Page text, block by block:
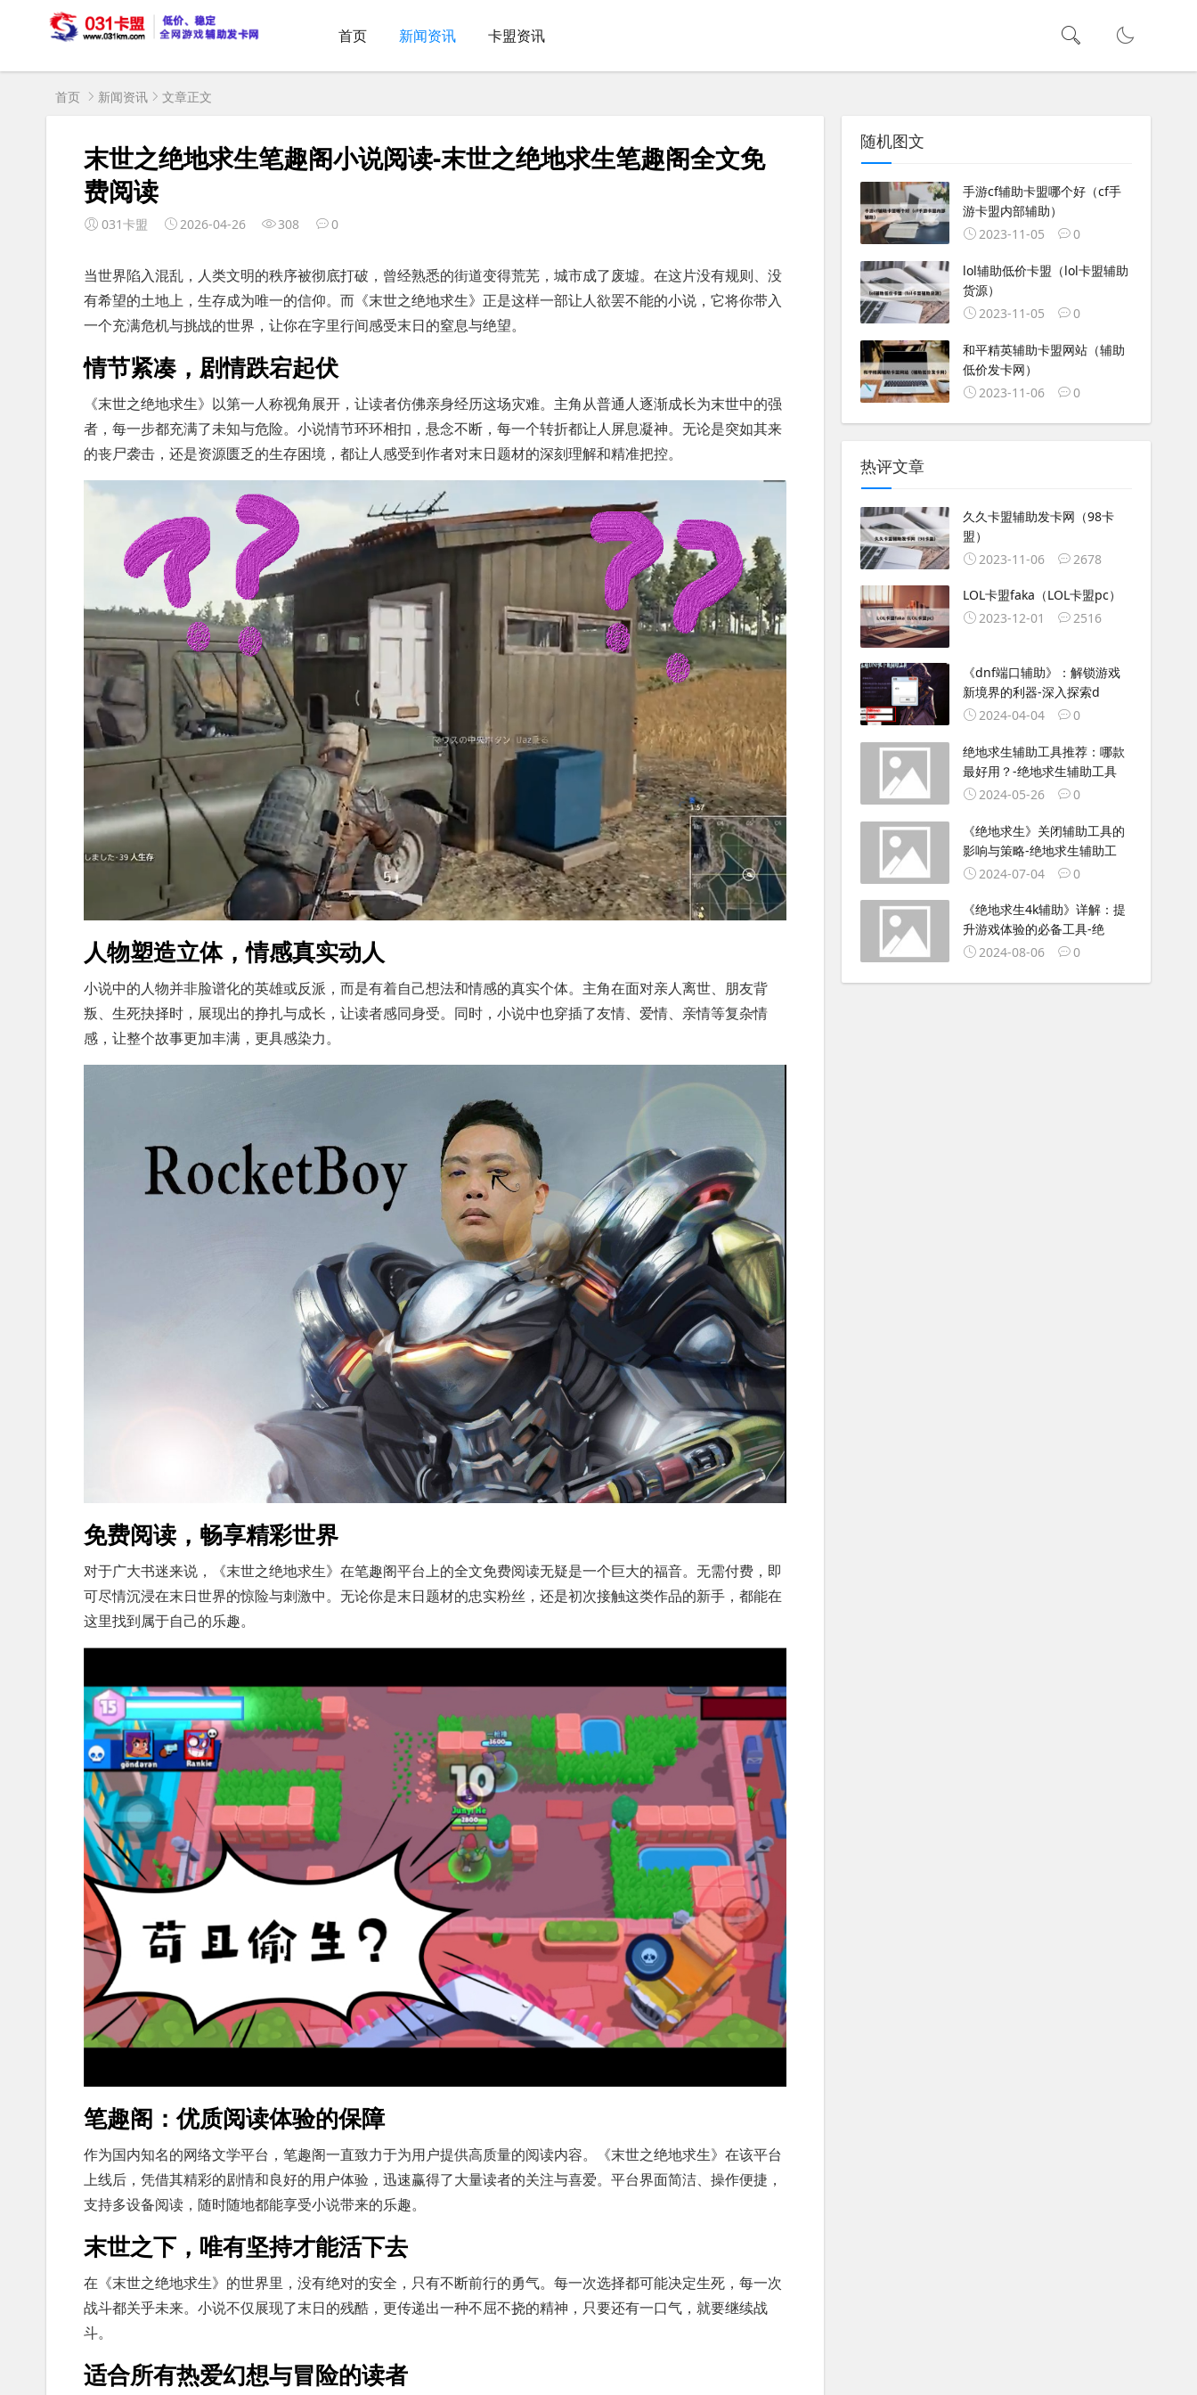
首页 新闻资讯 卡盟资讯
首页 新闻资讯 文章正文
末世之绝地求生笔趣阁小说阅读-末世之绝地求生笔趣阁全文免
费阅读
031卡盟 2026-04-26 308 0
当世界陷入混乱，人类文明的秩序被彻底打破，曾经熟悉的街道变得荒芜，城市成了废墟。在这片没有规则、没
有希望的土地上，生存成为唯一的信仰。而《末世之绝地求生》正是这样一部让人欲罢不能的小说，它将你带入
一个充满危机与挑战的世界，让你在字里行间感受末日的窒息与绝望。
情节紧凑，剧情跌宕起伏
《末世之绝地求生》以第一人称视角展开，让读者仿佛亲身经历这场灾难。主角从普通人逐渐成长为末世中的强
者，每一步都充满了未知与危险。小说情节环环相扣，悬念不断，每一个转折都让人屏息凝神。无论是突如其来
的丧尸袭击，还是资源匮乏的生存困境，都让人感受到作者对末日题材的深刻理解和精准把控。
人物塑造立体，情感真实动人
小说中的人物并非脸谱化的英雄或反派，而是有着自己想法和情感的真实个体。主角在面对亲人离世、朋友背
叛、生死抉择时，展现出的挣扎与成长，让读者感同身受。同时，小说中也穿插了友情、爱情、亲情等复杂情
感，让整个故事更加丰满，更具感染力。
免费阅读，畅享精彩世界
对于广大书迷来说，《末世之绝地求生》在笔趣阁平台上的全文免费阅读无疑是一个巨大的福音。无需付费，即
可尽情沉浸在末日世界的惊险与刺激中。无论你是末日题材的忠实粉丝，还是初次接触这类作品的新手，都能在
这里找到属于自己的乐趣。
笔趣阁：优质阅读体验的保障
作为国内知名的网络文学平台，笔趣阁一直致力于为用户提供高质量的阅读内容。《末世之绝地求生》在该平台
上线后，凭借其精彩的剧情和良好的用户体验，迅速赢得了大量读者的关注与喜爱。平台界面简洁、操作便捷，
支持多设备阅读，随时随地都能享受小说带来的乐趣。
末世之下，唯有坚持才能活下去
在《末世之绝地求生》的世界里，没有绝对的安全，只有不断前行的勇气。每一次选择都可能决定生死，每一次
战斗都关乎未来。小说不仅展现了末日的残酷，更传递出一种不屈不挠的精神，只要还有一口气，就要继续战
斗。
适合所有热爱幻想与冒险的读者
随机图文
手游cf辅助卡盟哪个好（cf手
游卡盟内部辅助）
2023-11-05
0
lol辅助低价卡盟（lol卡盟辅助
货源）
2023-11-05
0
和平精英辅助卡盟网站（辅助
低价发卡网）
2023-11-06
0
热评文章
久久卡盟辅助发卡网（98卡
盟）
2023-11-06
2678
LOL卡盟faka（LOL卡盟pc）
2023-12-01
2516
《dnf端口辅助》：解锁游戏
新境界的利器-深入探索d
2024-04-04
0
绝地求生辅助工具推荐：哪款
最好用？-绝地求生辅助工具
2024-05-26
0
《绝地求生》关闭辅助工具的
影响与策略-绝地求生辅助工
2024-07-04
0
《绝地求生4k辅助》详解：提
升游戏体验的必备工具-绝
2024-08-06
0